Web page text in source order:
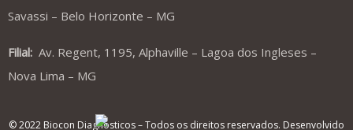
Savassi – Belo Horizonte – MG
Filial: Av. Regent, 1195, Alphaville – Lagoa dos Ingleses –
Nova Lima – MG
© 2022 Biocon Diagnósticos – Todos os direitos reservados. Desenvolvido